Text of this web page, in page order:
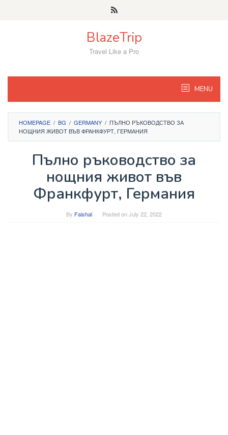
BlazeTrip
Travel Like a Pro
MENU
HOMEPAGE / BG / GERMANY / ПЪЛНО РЪКОВОДСТВО ЗА
НОЩНИЯ ЖИВОТ ВЪВ ФРАНКФУРТ, ГЕРМАНИЯ
Пълно ръководство за
нощния живот във
Франкфурт, Германия
By Faishal Posted onJuly 22, 2022